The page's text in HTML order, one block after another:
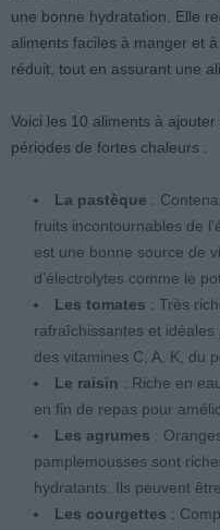
une bonne hydratation. Elle
aliments faciles à manger et
réduit, tout en assurant une
Voici les 10 aliments à
périodes de fortes chaleurs :
La pastèque :
fruits incontournables de
est une bonne source de
d’électrolytes comme le
Les tomates : Très
rafraîchissantes et idéales
des vitamines C, A, K, du
Le raisin : Riche en
en fin de repas pour
Les agrumes :
pamplemousses sont
hydratants. Ils peuvent
Les courgettes :